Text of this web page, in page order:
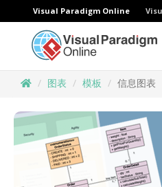
Visual Paradigm Online
图表 模板 信息图表